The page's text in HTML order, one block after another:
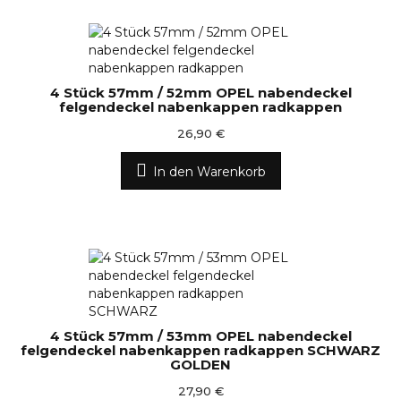
4 Stück 57mm / 52mm OPEL nabendeckel
felgendeckel nabenkappen radkappen
26,90 €
In den Warenkorb
4 Stück 57mm / 53mm OPEL nabendeckel
felgendeckel nabenkappen radkappen SCHWARZ
GOLDEN
27,90 €